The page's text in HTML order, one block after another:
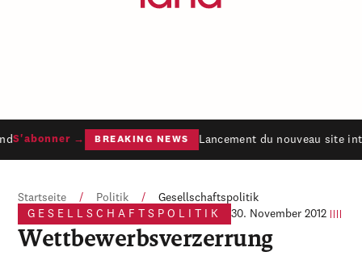
S'abonner → BREAKING NEWS Lancement du nouveau site
Startseite / Politik /
Gesellschaftspolitik
GESELLSCHAFTSPOLITIK
30. November 2012
Wettbewerbsverzerrung